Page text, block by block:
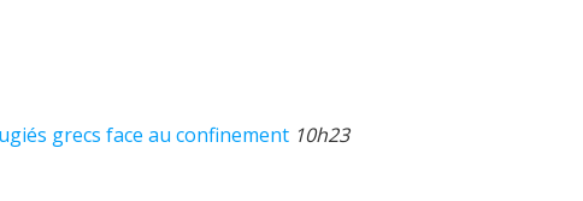
grecs face au confinement 10h23